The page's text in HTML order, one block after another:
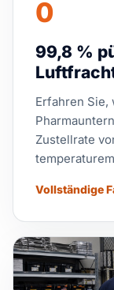
0
99,8 %
Erfahren Sie,
Zustellrate
Vollständige